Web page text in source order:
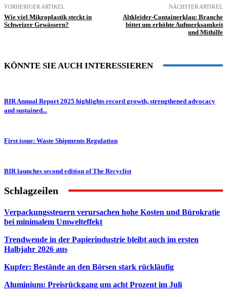
VORHERIGER ARTIKEL
Wie viel Mikroplastik steckt in
Schweizer Gewässern?
NÄCHSTER ARTIKEL
Altkleider-Containerklau: Branche
bittet um erhöhte Aufmerksamkeit
und Mithilfe
KÖNNTE SIE AUCH INTERESSIEREN
BIR Annual Report 2025 highlights record growth, strengthened advocacy
and sustained...
First issue: Waste Shipments Regulation
BIR launches second edition of The Recyclist
Schlagzeilen
Verpackungssteuern verursachen hohe Kosten und Bürokratie
bei minimalem Umwelteffekt
Trendwende in der Papierindustrie bleibt auch im ersten
Halbjahr 2026 aus
Kupfer: Bestände an den Börsen stark rückläufig
Aluminium: Preisrückgang um acht Prozent im Juli